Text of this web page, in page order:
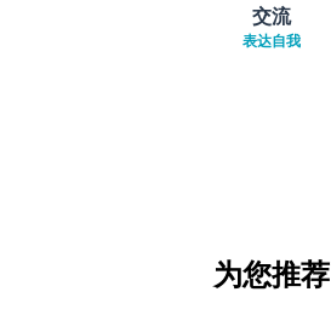
交流
表达自我
为您推荐